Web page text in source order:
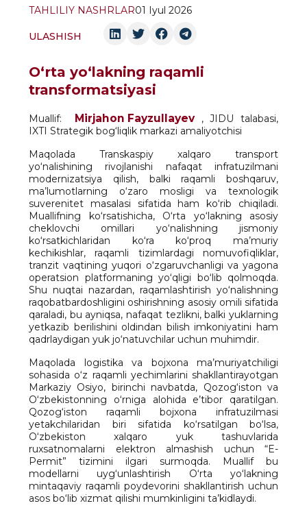
TAHLILIY NASHRLAR01 Iyul 2026
ULASHISH
O‘rta yo‘lakning raqamli
transformatsiyasi
Muallif: Mirjahon Fayzullayev, JIDU talabasi,
IXTI Strategik bog‘liqlik markazi amaliyotchisi
Maqolada Transkaspiy xalqaro transport
yo‘nalishining rivojlanishi nafaqat infratuzilmani
modernizatsiya qilish, balki raqamli boshqaruv,
ma’lumotlarning o‘zaro mosligi va texnologik
suverenitet masalasi sifatida ham ko‘rib chiqiladi.
Muallifning ko‘rsatishicha, O‘rta yo‘lakning asosiy
cheklovchi omillari yo‘nalishning jismoniy
ko‘rsatkichlaridan ko‘ra ko‘proq ma’muriy
kechikishlar, raqamli tizimlardagi nomuvofiqliklar,
tranzit vaqtining yuqori o‘zgaruvchanligi va yagona
operatsion platformaning yo‘qligi bo‘lib qolmoqda.
Shu nuqtai nazardan, raqamlashtirish yo‘nalishning
raqobatbardoshligini oshirishning asosiy omili sifatida
qaraladi, bu ayniqsa, nafaqat tezlikni, balki yuklarning
yetkazib berilishini oldindan bilish imkoniyatini ham
qadrlaydigan yuk jo‘natuvchilar uchun muhimdir.
Maqolada logistika va bojxona ma’muriyatchiligi
sohasida o‘z raqamli yechimlarini shakllantirayotgan
Markaziy Osiyo, birinchi navbatda, Qozog‘iston va
O‘zbekistonning o‘rniga alohida e’tibor qaratilgan.
Qozog‘iston raqamli bojxona infratuzilmasi
yetakchilaridan biri sifatida ko‘rsatilgan bo‘lsa,
O‘zbekiston xalqaro yuk tashuvlarida
ruxsatnomalarni elektron almashish uchun “E-
Permit” tizimini ilgari surmoqda. Muallif bu
modellarni uyg‘unlashtirish O‘rta yo‘lakning
mintaqaviy raqamli poydevorini shakllantirish uchun
asos bo‘lib xizmat qilishi mumkinligini ta’kidlaydi.